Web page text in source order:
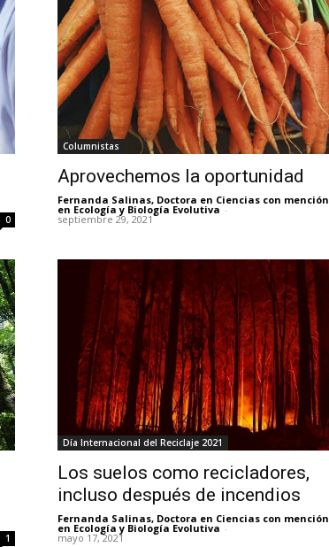
0
Columnistas
Aprovechemos la oportunidad
Fernanda Salinas, Doctora en Ciencias con mención
en Ecología y Biología Evolutiva -
septiembre 29, 2021
1
Día Internacional del Reciclaje 2021
Los suelos como recicladores,
incluso después de incendios
Fernanda Salinas, Doctora en Ciencias con mención
en Ecología y Biología Evolutiva -
mayo 17, 2021